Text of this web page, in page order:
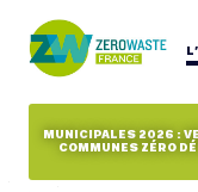
MUNICIPALES 2026 :
COMMUNES ZÉRO